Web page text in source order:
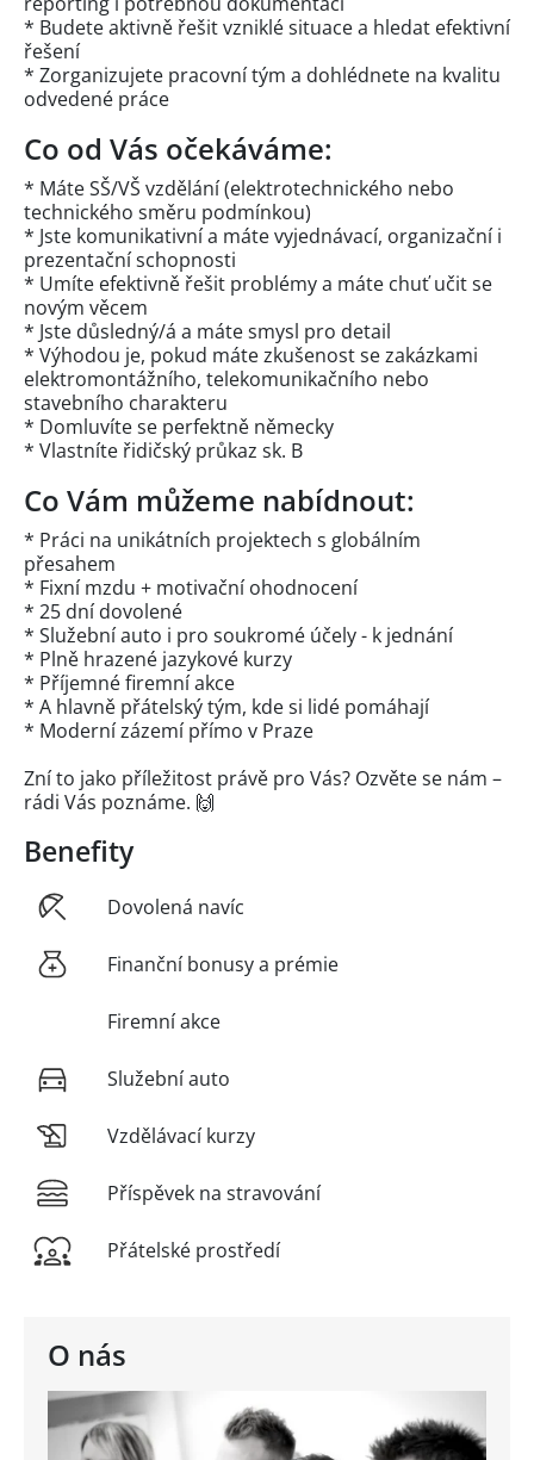
O nás
* Budete aktivně řešit vzniklé situace a hledat efektivní
řešení
* Zorganizujete pracovní tým a dohlédnete na kvalitu
odvedené práce
Co od Vás očekáváme:
* Máte SŠ/VŠ vzdělání (elektrotechnického nebo
technického směru podmínkou)
* Jste komunikativní a máte vyjednávací, organizační i
prezentační schopnosti
* Umíte efektivně řešit problémy a máte chuť učit se
novým věcem
* Jste důsledný/á a máte smysl pro detail
* Výhodou je, pokud máte zkušenost se zakázkami
elektromontážního, telekomunikačního nebo
stavebního charakteru
* Domluvíte se perfektně německy
* Vlastníte řidičský průkaz sk. B
Co Vám můžeme nabídnout:
* Práci na unikátních projektech s globálním
přesahem
* Fixní mzdu + motivační ohodnocení
* 25 dní dovolené
* Služební auto i pro soukromé účely - k jednání
* Plně hrazené jazykové kurzy
* Příjemné firemní akce
* A hlavně přátelský tým, kde si lidé pomáhají
* Moderní zázemí přímo v Praze
Zní to jako příležitost právě pro Vás? Ozvěte se nám –
rádi Vás poznáme. 🙌
Benefity
Dovolená navíc
Finanční bonusy a prémie
Firemní akce
Služební auto
Vzdělávací kurzy
Příspěvek na stravování
Přátelské prostředí